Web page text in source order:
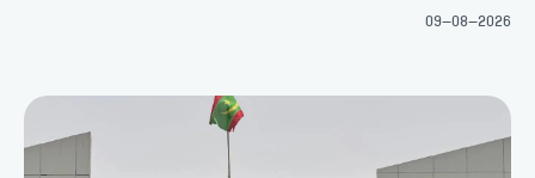
09-08-2026